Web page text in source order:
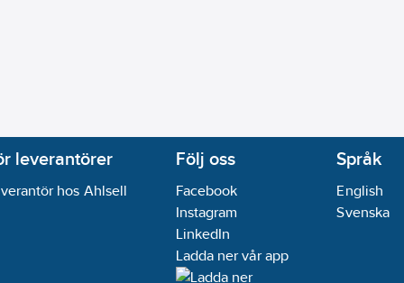
leverantörer
hos Ahlsell
Följ oss
Facebook
Instagram
LinkedIn
Ladda ner vår app
Språk
English
Svenska